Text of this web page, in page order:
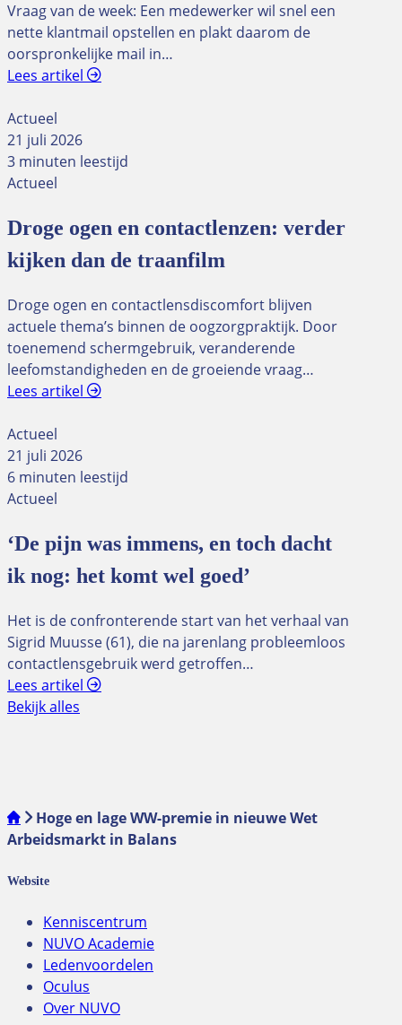
Vraag van de week: Een medewerker wil snel een
nette klantmail opstellen en plakt daarom de
oorspronkelijke mail in…
Lees artikel
Actueel
21 juli 2026
3 minuten leestijd
Actueel
Droge ogen en contactlenzen: verder
kijken dan de traanfilm
Droge ogen en contactlensdiscomfort blijven
actuele thema’s binnen de oogzorgpraktijk. Door
toenemend schermgebruik, veranderende
leefomstandigheden en de groeiende vraag…
Lees artikel
Actueel
21 juli 2026
6 minuten leestijd
Actueel
‘De pijn was immens, en toch dacht
ik nog: het komt wel goed’
Het is de confronterende start van het verhaal van
Sigrid Muusse (61), die na jarenlang probleemloos
contactlensgebruik werd getroffen…
Lees artikel
Bekijk alles
Hoge en lage WW-premie in nieuwe Wet
Arbeidsmarkt in Balans
Website
Kenniscentrum
NUVO Academie
Ledenvoordelen
Oculus
Over NUVO